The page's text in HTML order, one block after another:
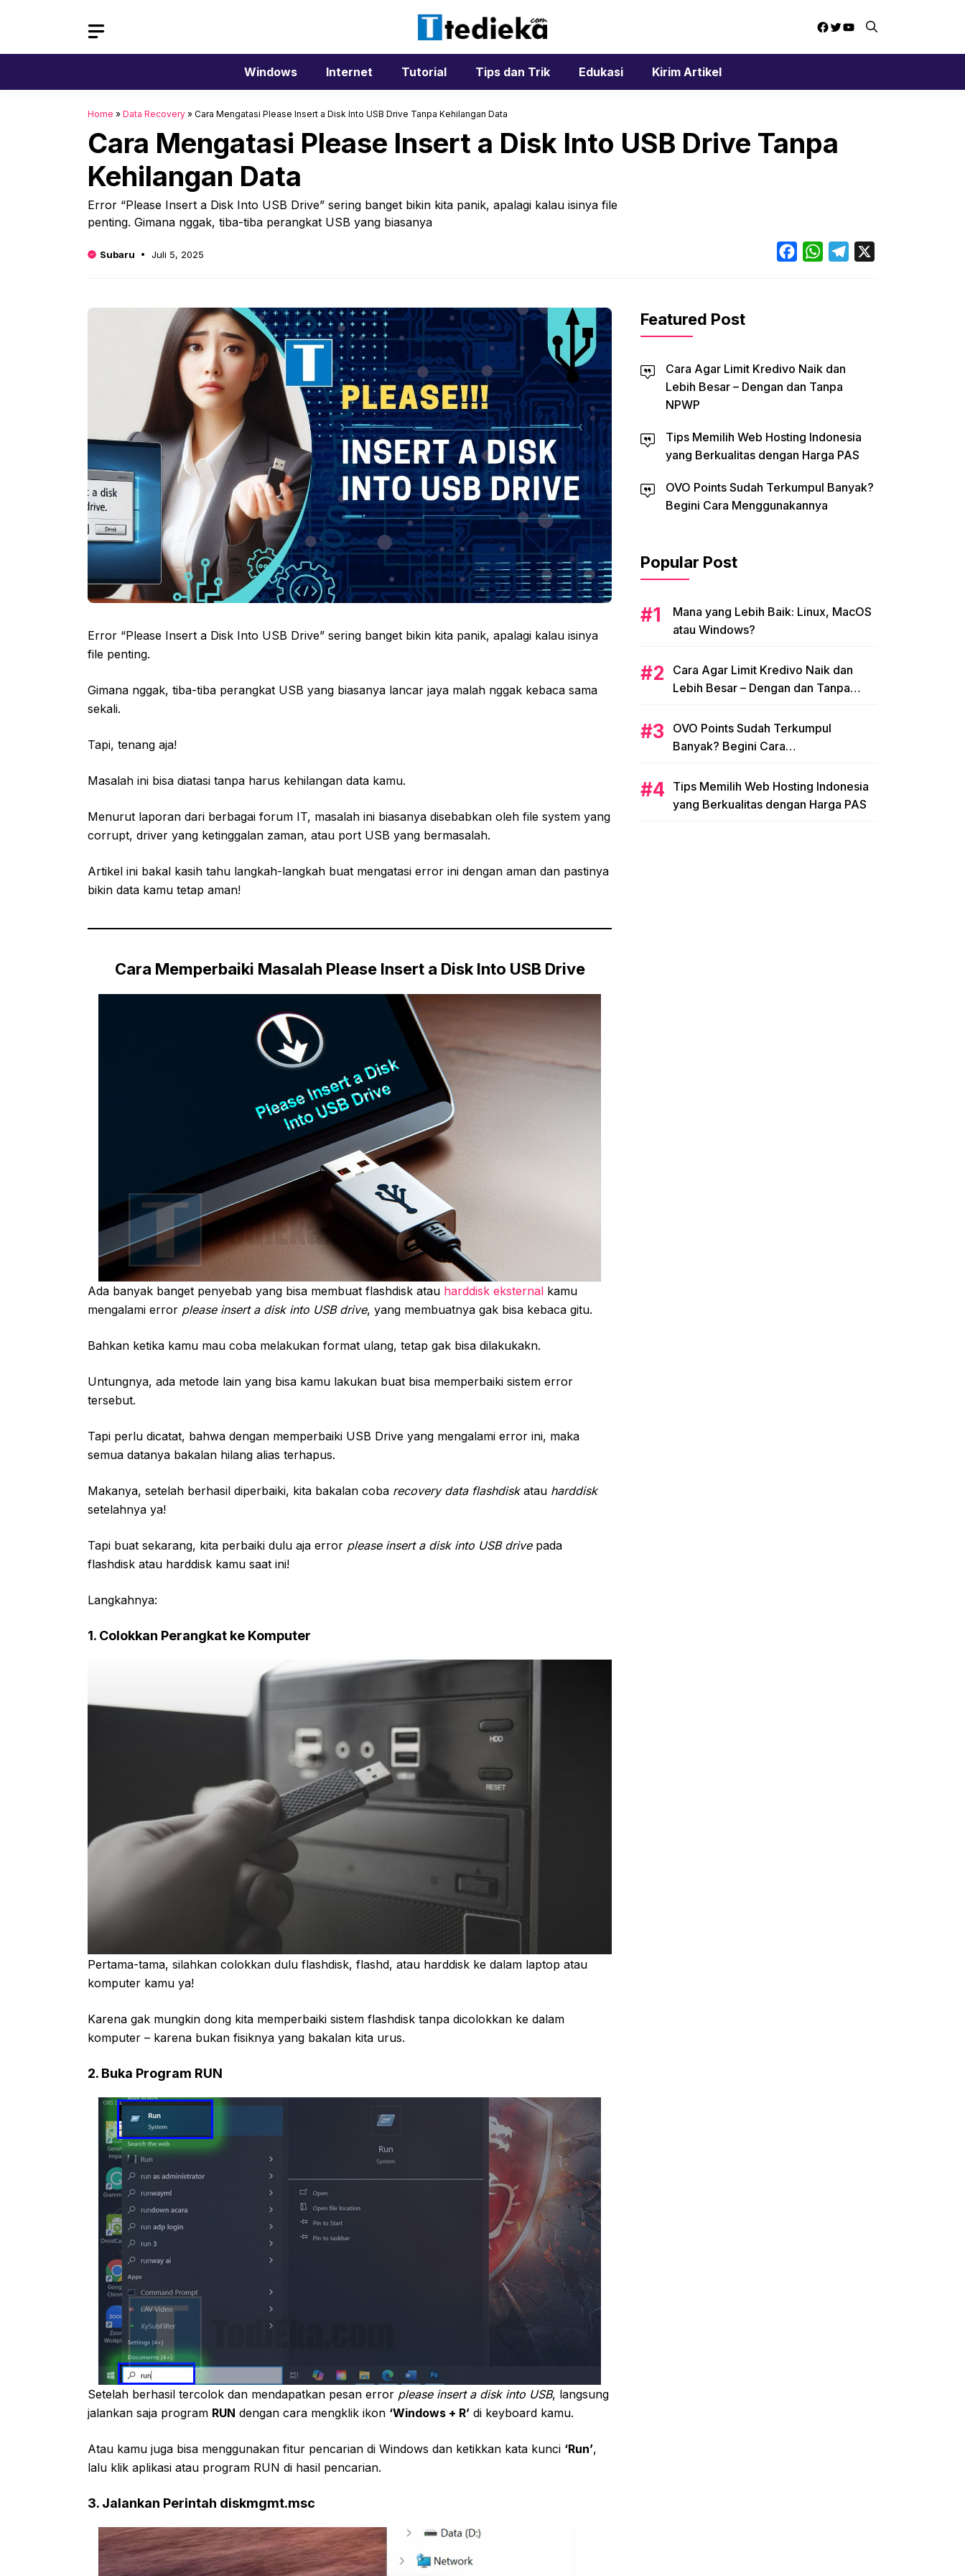
Facebook
Twitter
YouTube
Windows Internet Tutorial Tips dan Trik Edukasi Kirim Artikel
Home » Data Recovery » Cara Mengatasi Please Insert a Disk Into USB Drive Tanpa Kehilangan Data
Cara Mengatasi Please Insert a Disk Into USB Drive Tanpa
Kehilangan Data
Error “Please Insert a Disk Into USB Drive” sering banget bikin kita panik, apalagi kalau isinya file
penting. Gimana nggak, tiba-tiba perangkat USB yang biasanya
Subaru Juli 5, 2025 FacebookWhatsAppTelegram
Error “Please Insert a Disk Into USB Drive” sering banget bikin kita panik, apalagi kalau isinya
file penting.
Gimana nggak, tiba-tiba perangkat USB yang biasanya lancar jaya malah nggak kebaca sama
sekali.
Tapi, tenang aja!
Masalah ini bisa diatasi tanpa harus kehilangan data kamu.
Menurut laporan dari berbagai forum IT, masalah ini biasanya disebabkan oleh file system yang
corrupt, driver yang ketinggalan zaman, atau port USB yang bermasalah.
Artikel ini bakal kasih tahu langkah-langkah buat mengatasi error ini dengan aman dan pastinya
bikin data kamu tetap aman!
Cara Memperbaiki Masalah Please Insert a Disk Into USB Drive
Ada banyak banget penyebab yang bisa membuat flashdisk atau harddisk eksternal kamu
mengalami error please insert a disk into USB drive, yang membuatnya gak bisa kebaca gitu.
Bahkan ketika kamu mau coba melakukan format ulang, tetap gak bisa dilakukakn.
Untungnya, ada metode lain yang bisa kamu lakukan buat bisa memperbaiki sistem error
tersebut.
Tapi perlu dicatat, bahwa dengan memperbaiki USB Drive yang mengalami error ini, maka
semua datanya bakalan hilang alias terhapus.
Makanya, setelah berhasil diperbaiki, kita bakalan coba recovery data flashdiskatau harddisk
setelahnya ya!
Tapi buat sekarang, kita perbaiki dulu aja error please insert a disk into USB drive pada
flashdisk atau harddisk kamu saat ini!
Langkahnya:
1. Colokkan Perangkat ke Komputer
Pertama-tama, silahkan colokkan dulu flashdisk, flashd, atau harddisk ke dalam laptop atau
komputer kamu ya!
Karena gak mungkin dong kita memperbaiki sistem flashdisk tanpa dicolokkan ke dalam
komputer – karena bukan fisiknya yang bakalan kita urus.
2. Buka Program RUN
Setelah berhasil tercolok dan mendapatkan pesan error please insert a disk into USB, langsung
jalankan saja program RUN dengan cara mengklik ikon ‘Windows + R’ di keyboard kamu.
Atau kamu juga bisa menggunakan fitur pencarian di Windows dan ketikkan kata kunci ‘Run’,
lalu klik aplikasi atau program RUN di hasil pencarian.
3. Jalankan Perintah diskmgmt.msc
Featured Post
Cara Agar Limit Kredivo Naik dan
Lebih Besar – Dengan dan Tanpa
NPWP
Tips Memilih Web Hosting Indonesia
yang Berkualitas dengan Harga PAS
OVO Points Sudah Terkumpul Banyak?
Begini Cara Menggunakannya
Popular Post
Mana yang Lebih Baik: Linux, MacOS
atau Windows?
Cara Agar Limit Kredivo Naik dan
Lebih Besar – Dengan dan Tanpa
OVO Points Sudah Terkumpul
Banyak? Begini Cara
Tips Memilih Web Hosting Indonesia
yang Berkualitas dengan Harga PAS